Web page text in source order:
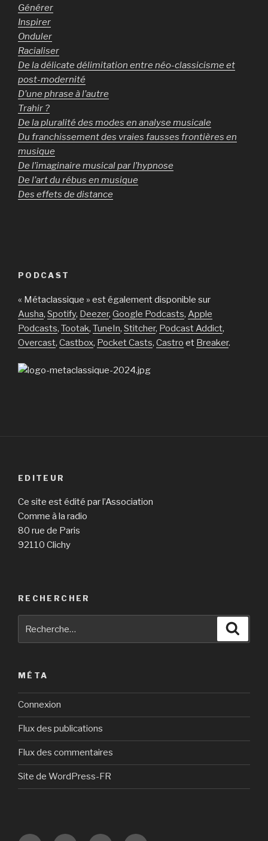
Générer
Inspirer
Onduler
Racialiser
De la délicate délimitation entre néo-classicisme et
post-modernité
D’une phrase à l’autre
Trahir ?
De la pluralité des modes en analyse musicale
Du franchissement des vraies fausses frontières en
musique
De l’imaginaire musical par l’hypnose
De l’art du rébus en musique
Des effets de distance
PODCAST
« Métaclassique » est également disponible sur
Ausha, Spotify, Deezer, Google Podcasts, Apple
Podcasts, Tootak, TuneIn, Stitcher, Podcast Addict,
Overcast, Castbox, Pocket Casts, Castro et Breaker.
EDITEUR
Ce site est édité par l’Association
Comme à la radio
80 rue de Paris
92110 Clichy
RECHERCHER
MÉTA
Connexion
Flux des publications
Flux des commentaires
Site de WordPress-FR